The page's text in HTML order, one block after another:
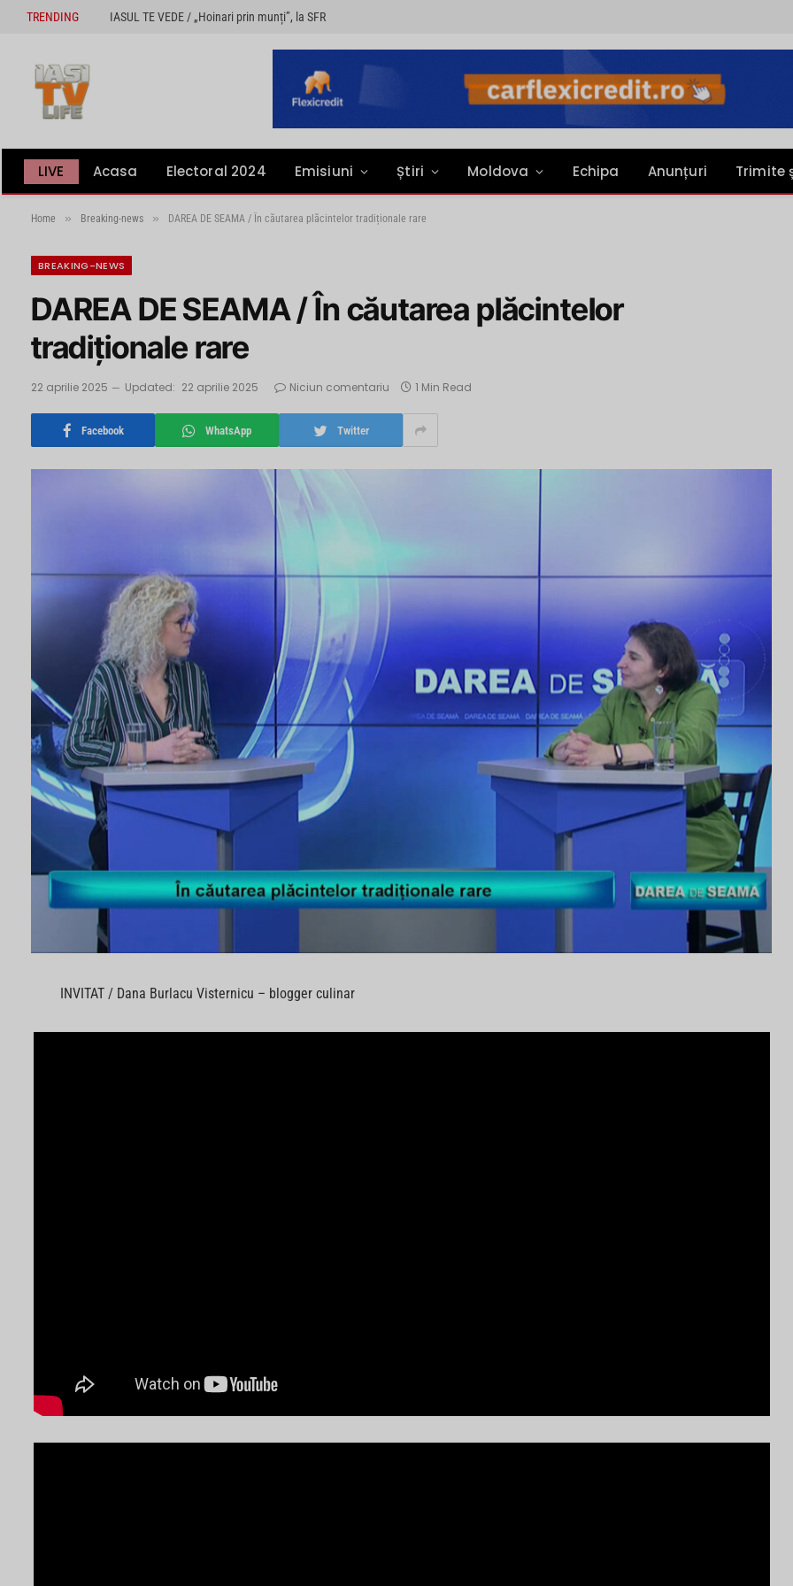
TRENDING IASUL TE VEDE / „Hoinari prin munți”, la SFR
LIVE Acasa Electoral 2024 Emisiuni Știri Moldova Echipa Anunțuri Trimite
Home » Breaking-news » DAREA DE SEAMA / În căutarea plăcintelor tradiționale rare
BREAKING-NEWS
DAREA DE SEAMA / În căutarea plăcintelor
tradiționale rare
22 aprilie 2025 Updated: 22 aprilie 2025 Niciun comentariu 1 Min Read
Facebook WhatsApp Twitter
INVITAT / Dana Burlacu Visternicu – blogger culinar